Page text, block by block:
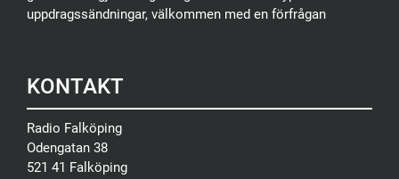
uppdragssändningar, välkommen med en förfrågan
KONTAKT
Radio Falköping
Odengatan 38
521 41 Falköping